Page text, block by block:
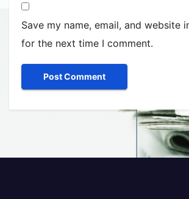
Save my name, email, and website
for the next time I comment.